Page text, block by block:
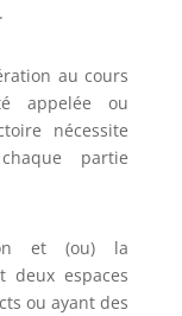
au cours
appelée ou
nécessite
partie
et (ou) la
deux espaces
ou ayant des